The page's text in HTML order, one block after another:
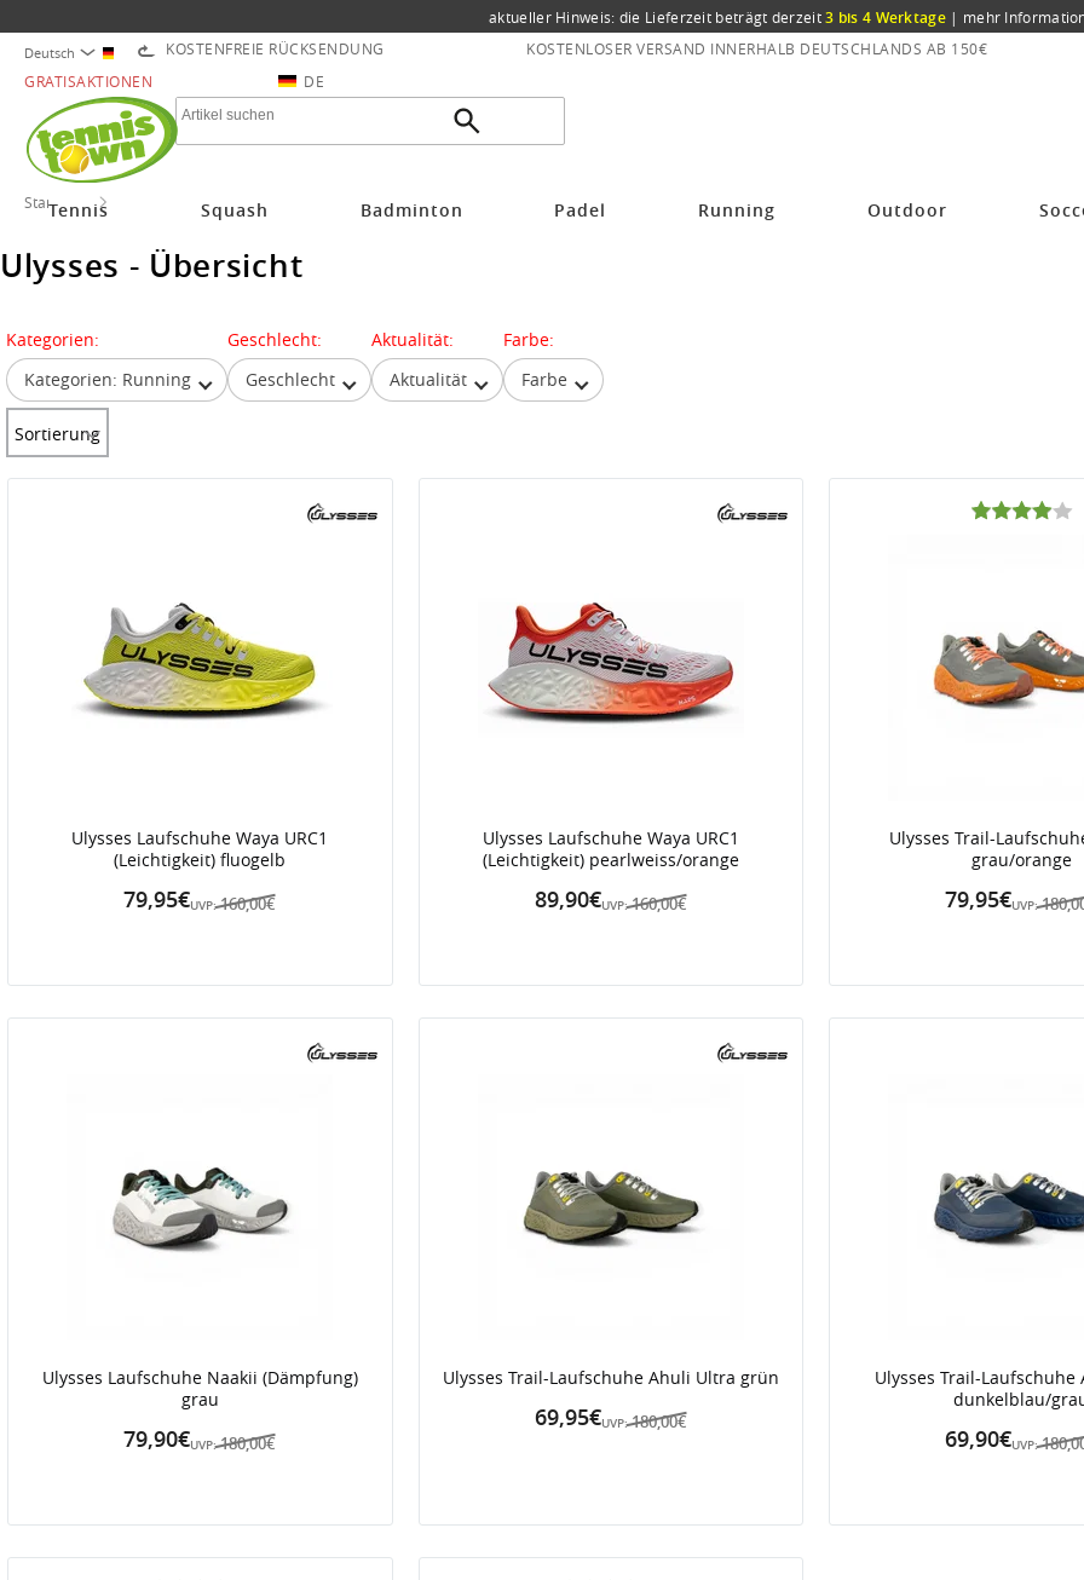
aktueller Hinweis: die Lieferzeit beträgt derzeit3 bis 4 Werktage | mehr
Deutsch KOSTENFREIE RÜCKSENDUNG
KOSTENLOSER VERSAND INNERHALB DEUTSCHLANDS AB 150€
GRATISAKTIONEN
DE
Tennis Squash Badminton Padel Running Outdoor
Startseite
Ulysses - Übersicht
Kategorien:
Kategorien: Running
Geschlecht:
Geschlecht
Aktualität:
Aktualität
Farbe:
Farbe
Sortierung
Ulysses Laufschuhe Waya URC1
(Leichtigkeit) fluogelb
UVP: 160,00€
79,95€
Ulysses Laufschuhe Waya URC1
(Leichtigkeit) pearlweiss/orange
UVP: 160,00€
89,90€
Ulysses Trail-
grau/orange
UVP:
79,95€
Ulysses Laufschuhe Naakii (Dämpfung)
grau
UVP: 180,00€
79,90€
Ulysses Trail-Laufschuhe Ahuli Ultra grün
UVP: 180,00€
69,95€
Ulysses Trail-
dunkelblau/
UVP:
69,90€